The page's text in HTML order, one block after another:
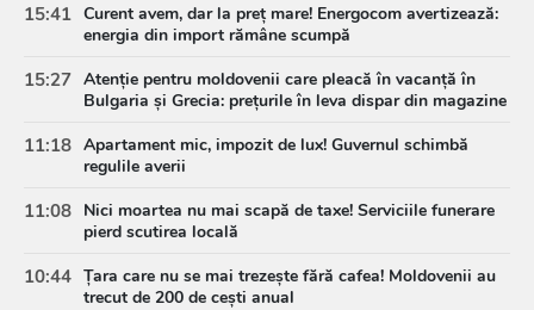
15:41 Curent avem, dar la preț mare! Energocom avertizează:
energia din import rămâne scumpă
15:27 Atenție pentru moldovenii care pleacă în vacanță în
Bulgaria și Grecia: prețurile în leva dispar din magazine
11:18 Apartament mic, impozit de lux! Guvernul schimbă
regulile averii
11:08 Nici moartea nu mai scapă de taxe! Serviciile funerare
pierd scutirea locală
10:44 Țara care nu se mai trezește fără cafea! Moldovenii au
trecut de 200 de cești anual